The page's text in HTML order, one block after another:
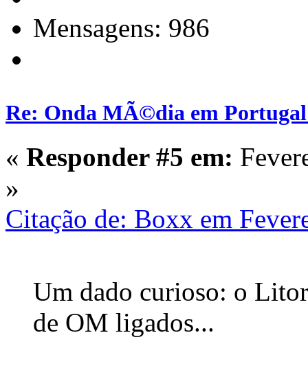
Mensagens: 986
Re: Onda MÃ©dia em
« Responder #5 em:
»
Citação de: Boxx em
Um dado curioso: o
de OM ligados...